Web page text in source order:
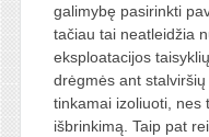
galimybę pasirinkti
tačiau tai neatleidžia
eksploatacijos
drėgmės ant
tinkamai izoliuoti, nes
išbrinkimą. Taip pat